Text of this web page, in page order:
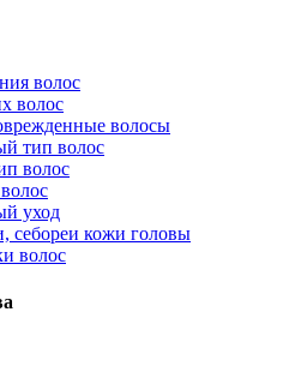
волос
волос
волосы
тип волос
волос
уход
себореи кожи головы
волос